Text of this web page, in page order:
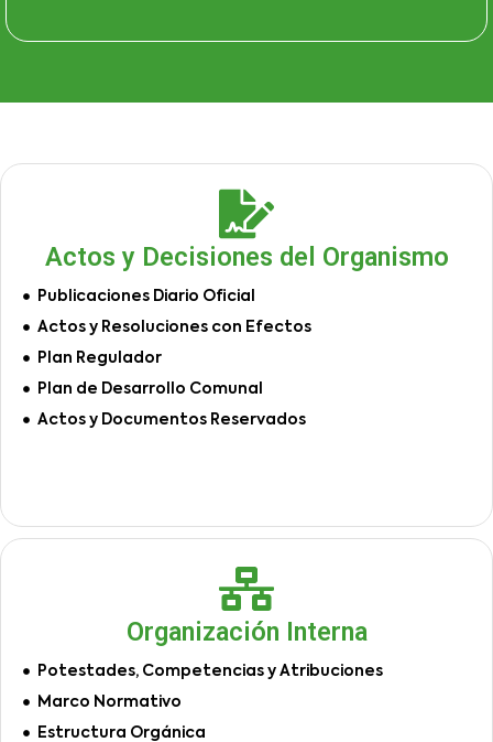
Actos y Decisiones del Organismo
Publicaciones Diario Oficial
Actos y Resoluciones con Efectos
Plan Regulador
Plan de Desarrollo Comunal
Actos y Documentos Reservados
Organización Interna
Potestades, Competencias y Atribuciones
Marco Normativo
Estructura Orgánica